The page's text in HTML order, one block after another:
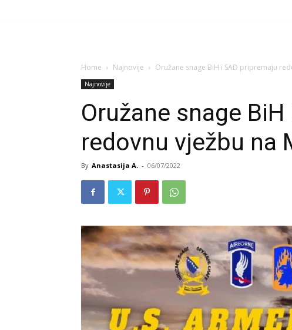
Home Najnovije Oružane snage BiH i SAD pripremaju
Najnovije
Oružane snage
redovnu vježbu na
By Anastasija A. - 06/07/2022